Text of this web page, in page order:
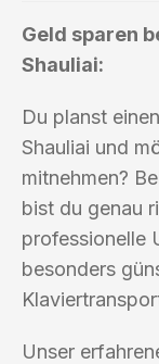
Geld sparen
Shauliai:
Du planst
Shauliai und
mitnehmen?
bist du genau
professionelle
besonders
Unser